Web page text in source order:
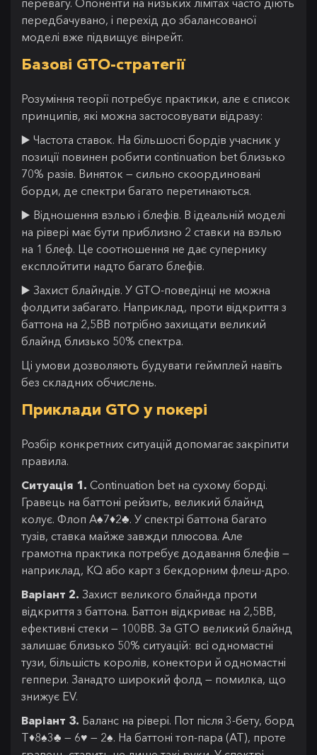
перевагу. Опоненти на низьких лімітах часто діють
передбачувано, і перехід до збалансованої
моделі вже підвищує вінрейт.
Базові GTO-стратегії
Розуміння теорії потребує практики, але є список
принципів, які можна застосовувати відразу:
▶️ Частота ставок. На більшості бордів учасник у
позиції повинен робити continuation bet близько
70% разів. Виняток — сильно скоординовані
борди, де спектри багато перетинаються.
▶️ Відношення вэлью і блефів. В ідеальній моделі
на рівері має бути приблизно 2 ставки на вэлью
на 1 блеф. Це соотношення не дає супернику
експлойтити надто багато блефів.
▶️ Захист блайндів. У GTO-поведінці не можна
фолдити забагато. Наприклад, проти відкриття з
баттона на 2,5BB потрібно захищати великий
блайнд близько 50% спектра.
Ці умови дозволяють будувати геймплей навіть
без складних обчислень.
Приклади GTO у покері
Розбір конкретних ситуацій допомагає закріпити
правила.
Ситуація 1. Continuation bet на сухому борді.
Гравець на баттоні рейзить, великий блайнд
колує. Флоп A♠7♦2♣. У спектрі баттона багато
тузів, ставка майже завжди плюсова. Але
грамотна практика потребує додавання блефів —
наприклад, KQ або карт з бекдорним флеш-дро.
Варіант 2. Захист великого блайнда проти
відкриття з баттона. Баттон відкриває на 2,5BB,
ефективні стеки — 100BB. За GTO великий блайнд
залишає близько 50% ситуацій: всі одномастні
тузи, більшість королів, конектори й одномастні
геппери. Занадто широкий фолд — помилка, що
знижує EV.
Варіант 3. Баланс на рівері. Пот після 3-бету, борд
T♦8♠3♣ — 6♥ — 2♠. На баттоні топ-пара (AT), проте